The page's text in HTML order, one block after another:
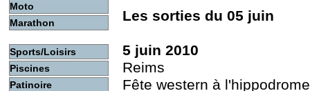
Moto
Marathon
Sports/Loisirs
Piscines
Patinoire
Les sorties du 05 juin
5 juin 2010
Reims
Fête western à l'hippodrome